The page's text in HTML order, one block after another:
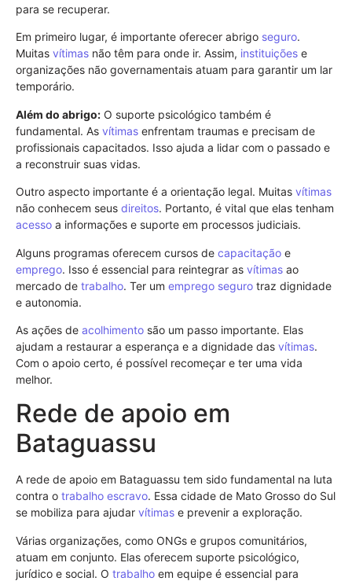
para se recuperar.
Em primeiro lugar, é importante oferecer abrigo seguro.
Muitas vítimas não têm para onde ir. Assim, instituições e
organizações não governamentais atuam para garantir um lar
temporário.
Além do abrigo: O suporte psicológico também é
fundamental. As vítimas enfrentam traumas e precisam de
profissionais capacitados. Isso ajuda a lidar com o passado e
a reconstruir suas vidas.
Outro aspecto importante é a orientação legal. Muitas vítimas
não conhecem seus direitos. Portanto, é vital que elas tenham
acesso a informações e suporte em processos judiciais.
Alguns programas oferecem cursos de capacitação e
emprego. Isso é essencial para reintegrar as vítimas ao
mercado de trabalho. Ter um emprego seguro traz dignidade
e autonomia.
As ações de acolhimento são um passo importante. Elas
ajudam a restaurar a esperança e a dignidade das vítimas.
Com o apoio certo, é possível recomeçar e ter uma vida
melhor.
Rede de apoio em
Bataguassu
A rede de apoio em Bataguassu tem sido fundamental na luta
contra o trabalho escravo. Essa cidade de Mato Grosso do Sul
se mobiliza para ajudar vítimas e prevenir a exploração.
Várias organizações, como ONGs e grupos comunitários,
atuam em conjunto. Elas oferecem suporte psicológico,
jurídico e social. O trabalho em equipe é essencial para